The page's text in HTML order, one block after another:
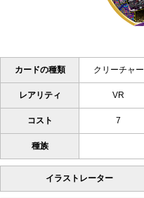
カードの種類 クリーチャー
レアリティ VR
コスト 7
種族
イラストレーター